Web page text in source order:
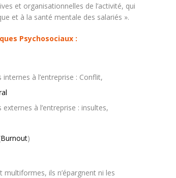
et organisationnelles de l’activité, qui
et à la santé mentale des salariés ».
Psychosociaux :
à l’entreprise : Conflit,
à l’entreprise : insultes,
Burnout)
multiformes, ils n’épargnent ni les